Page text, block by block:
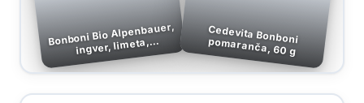
Bonboni Bio Alpenbauer,
ingver, limeta,
pomarača, 90g
Cedevita Bonboni pomaranča, 60 g